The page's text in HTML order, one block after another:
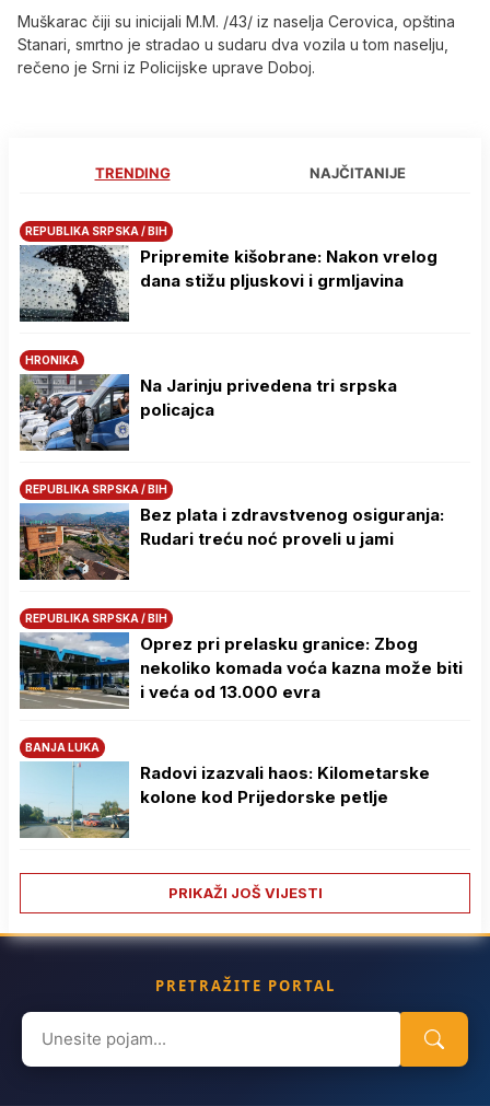
Muškarac čiji su inicijali M.M. /43/ iz naselja Cerovica, opština
Stanari, smrtno je stradao u sudaru dva vozila u tom naselju,
rečeno je Srni iz Policijske uprave Doboj.
TRENDING NAJČITANIJE
REPUBLIKA SRPSKA / BIH
Pripremite kišobrane: Nakon vrelog
dana stižu pljuskovi i grmljavina
HRONIKA
Na Јarinju privedena tri srpska
policajca
REPUBLIKA SRPSKA / BIH
Bez plata i zdravstvenog osiguranja:
Rudari treću noć proveli u jami
REPUBLIKA SRPSKA / BIH
Oprez pri prelasku granice: Zbog
nekoliko komada voća kazna može biti
i veća od 13.000 evra
BANJA LUKA
Radovi izazvali haos: Kilometarske
kolone kod Prijedorske petlje
PRIKAŽI JOŠ VIJESTI
PRETRAŽITE PORTAL
Search
for: